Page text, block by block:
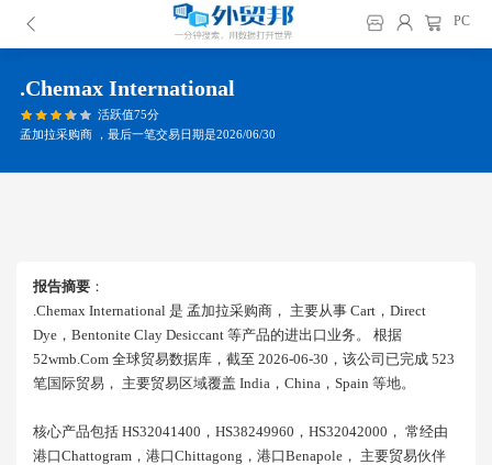
PC
.chemax International
活跃值75分
孟加拉采购商 ，最后一笔交易日期是2026/06/30
报告摘要 ：
.chemax International 是 孟加拉采购商， 主要从事 Cart，direct
Dye，bentonite Clay Desiccant 等产品的进出口业务。 根据
52wmb.com 全球贸易数据库，截至 2026-06-30，该公司已完成 523
笔国际贸易， 主要贸易区域覆盖 India，china，spain 等地。
核心产品包括 HS32041400，HS38249960，HS32042000， 常经由
港口chattogram，港口chittagong，港口benapole， 主要贸易伙伴